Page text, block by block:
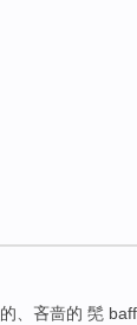
的、吝啬的 髧